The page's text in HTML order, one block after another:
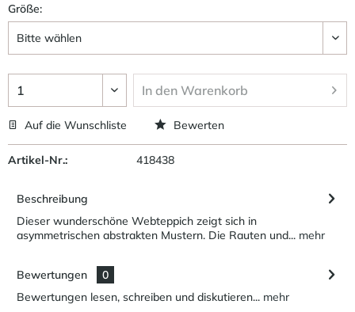
Größe:
In den Warenkorb
Auf die Wunschliste Bewerten
Artikel-Nr.: 418438
Beschreibung
Dieser wunderschöne Webteppich zeigt sich in
asymmetrischen abstrakten Mustern. Die Rauten und... mehr
Bewertungen
0
Bewertungen lesen, schreiben und diskutieren... mehr